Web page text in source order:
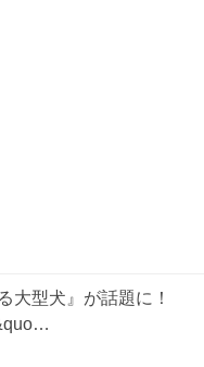
大型犬』が話題に！